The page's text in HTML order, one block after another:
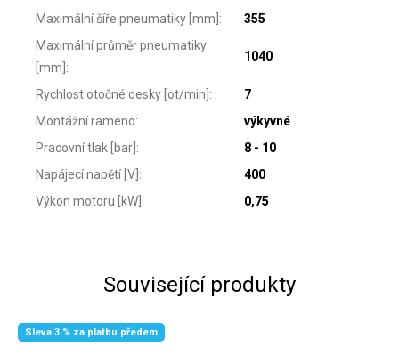
Maximální šíře pneumatiky [mm]:
355
Maximální průměr pneumatiky
[mm]:
1040
Rychlost otočné desky [ot/min]:
7
Montážní rameno:
výkyvné
Pracovní tlak [bar]:
8 - 10
Napájecí napětí [V]:
400
Výkon motoru [kW]: 0,75
Související produkty
Sleva 3 % za platbu předem